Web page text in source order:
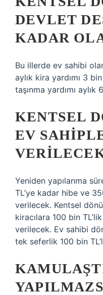
DEVLET
KADAR
Bu illerde ev sahibi
aylık kira yardımı 3
taşınma yardımı
KENTSEL
EV
Yeniden yapılanma
TL’ye kadar hibe ve
verilecek. Kentsel
kiracılara 100 bin
verilecek. Ev sahibi
tek seferlik 100 bin